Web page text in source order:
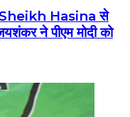
Sheikh Hasina से
ने पीएम मोदी को